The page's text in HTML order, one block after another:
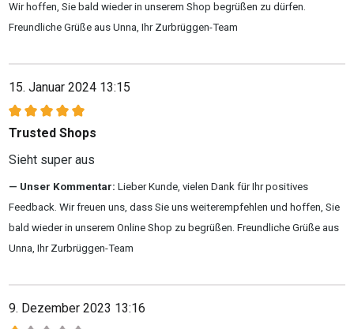
Wir hoffen, Sie bald wieder in unserem Shop begrüßen zu dürfen.
Freundliche Grüße aus Unna, Ihr Zurbrüggen-Team
15. Januar 2024 13:15
Bewertung mit 5 von 5 Sternen
Trusted Shops
Sieht super aus
Unser Kommentar: Lieber Kunde, vielen Dank für Ihr positives
Feedback. Wir freuen uns, dass Sie uns weiterempfehlen und hoffen, Sie
bald wieder in unserem Online Shop zu begrüßen. Freundliche Grüße aus
Unna, Ihr Zurbrüggen-Team
9. Dezember 2023 13:16